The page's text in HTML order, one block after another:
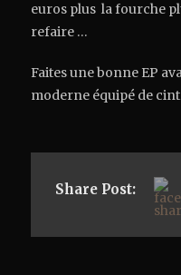
euros plus la fourche
refaire …
Faites une bonne EP
moderne équipé de
Share Post: